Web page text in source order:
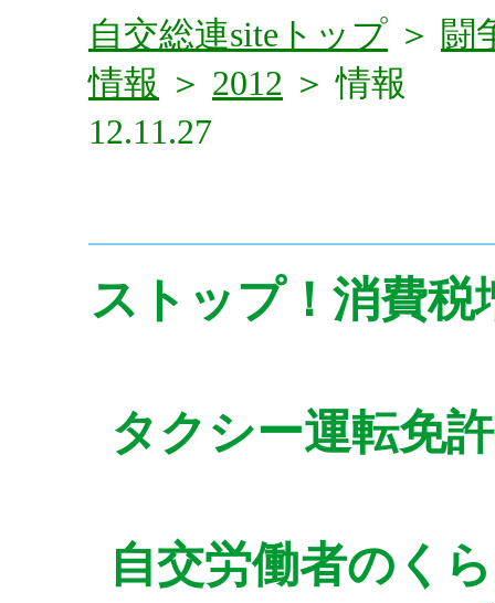
自交総連siteトップ ＞ 闘
情報 ＞ 2012 ＞ 情報
12.11.27
ストップ！消費税
タクシー運転免
自交労働者のく